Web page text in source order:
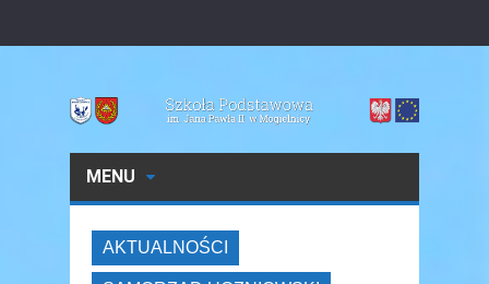
MENU
AKTUALNOŚCI